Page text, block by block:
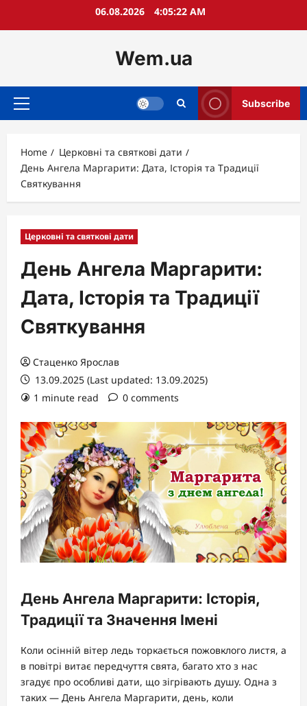
06.08.2026 4:05:23 AM
Wem.ua
Primary
Subscribe
Home
Церковні та святкові дати
День Ангела Маргарити: Дата, Історія та Традиції
Святкування
Церковні та святкові дати
День Ангела Маргарити:
Дата, Історія та Традиції
Святкування
Стаценко Ярослав
13.09.2025 (Last updated: 13.09.2025)
1 minute read
0 comments
День Ангела Маргарити: Історія,
Традиції та Значення Імені
Коли осінній вітер ледь торкається пожовклого листя, а
в повітрі витає передчуття свята, багато хто з нас
згадує про особливі дати, що зігрівають душу. Одна з
таких — День Ангела Маргарити, день, коли